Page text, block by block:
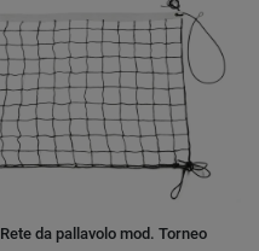
Rete da pallavolo mod. Torneo